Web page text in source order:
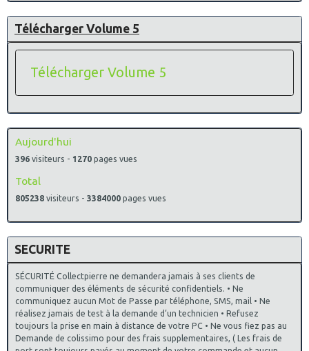
Télécharger Volume 5
Télécharger Volume 5
Aujourd'hui
396 visiteurs - 1270 pages vues
Total
805238 visiteurs - 3384000 pages vues
SECURITE
SÉCURITÉ Collectpierre ne demandera jamais à ses clients de
communiquer des éléments de sécurité confidentiels. • Ne
communiquez aucun Mot de Passe par téléphone, SMS, mail • Ne
réalisez jamais de test à la demande d’un technicien • Refusez
toujours la prise en main à distance de votre PC • Ne vous fiez pas au
Demande de colissimo pour des frais supplementaires, ( Les frais de